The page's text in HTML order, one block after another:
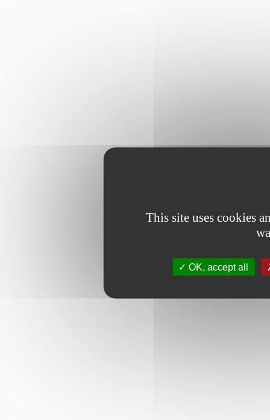
This site uses cookies
OK, accept all